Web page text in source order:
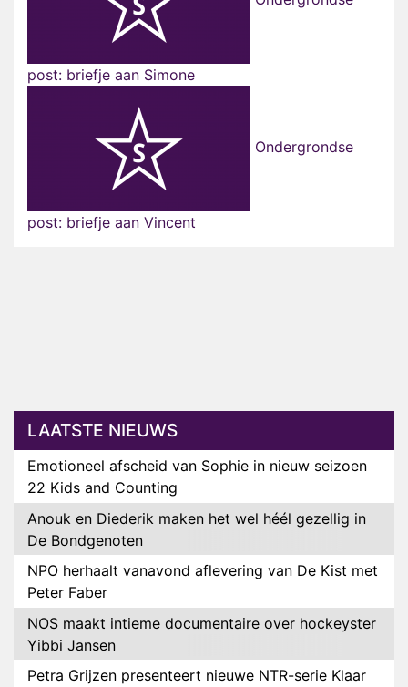
post: briefje aan Simone
Ondergrondse
post: briefje aan Vincent
LAATSTE NIEUWS
Emotioneel afscheid van Sophie in nieuw seizoen
22 Kids and Counting
Anouk en Diederik maken het wel héél gezellig in
De Bondgenoten
NPO herhaalt vanavond aflevering van De Kist met
Peter Faber
NOS maakt intieme documentaire over hockeyster
Yibbi Jansen
Petra Grijzen presenteert nieuwe NTR-serie Klaar